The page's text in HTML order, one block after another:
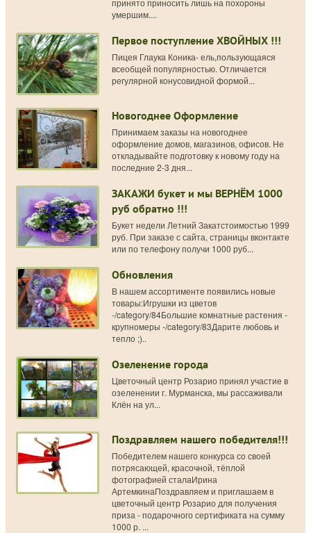
принято приносить лишь на похороны
умершим....
Первое поступление ХВОЙНЫХ !!!
Пицея Глаука Коника- ель,пользующаяся
всеобщей популярностью. Отличается
регулярной конусовидной формой...
Новогоднее Оформление
Принимаем заказы на новогоднее
оформление домов, магазинов, офисов. Не
откладывайте подготовку к новому году на
последние 2-3 дня...
ЗАКАЖИ букет и мы ВЕРНЁМ 1000
руб обратно !!!
Букет недели Летний Закатстоимостью 1999
руб. При заказе с сайта, страницы вконтакте
или по телефону получи 1000 руб...
Обновления
В нашем ассортименте появились новые
товары:Игрушки из цветов
-/category/84Большие комнатные растения -
крупномеры -/category/83Дарите любовь и
тепло ;)..
Озеленение города
Цветочный центр Розарио принял участие в
озеленении г. Мурманска, мы рассаживали
Клён на ул...
Поздравляем нашего победителя!!!
Победителем нашего конкурса со своей
потрясающей, красочной, тёплой
фотографией сталаИрина
АртемкинаПоздравляем и приглашаем в
цветочный центр Розарио для получения
приза - подарочного сертификата на сумму
1000 р. ...